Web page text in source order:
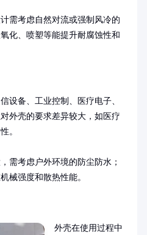
需考虑自然对流或强制风冷的
化、喷塑等能提升耐腐蚀性和
设备、工业控制、医疗电子、
外壳的要求差异较大，如医疗
。
需考虑户外环境的防尘防水；
械强度和散热性能。
外壳在使用过程中